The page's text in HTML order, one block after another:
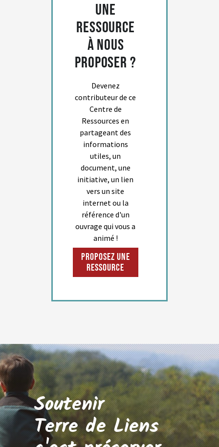
Une
ressource
à nous
proposer ?
Devenez
contributeur de ce
Centre de
Ressources en
partageant des
informations
utiles, un
document, une
initiative, un lien
vers un site
internet ou la
référence d'un
ouvrage qui vous a
animé !
Proposez une
ressource
Soutenir
Terre de Liens